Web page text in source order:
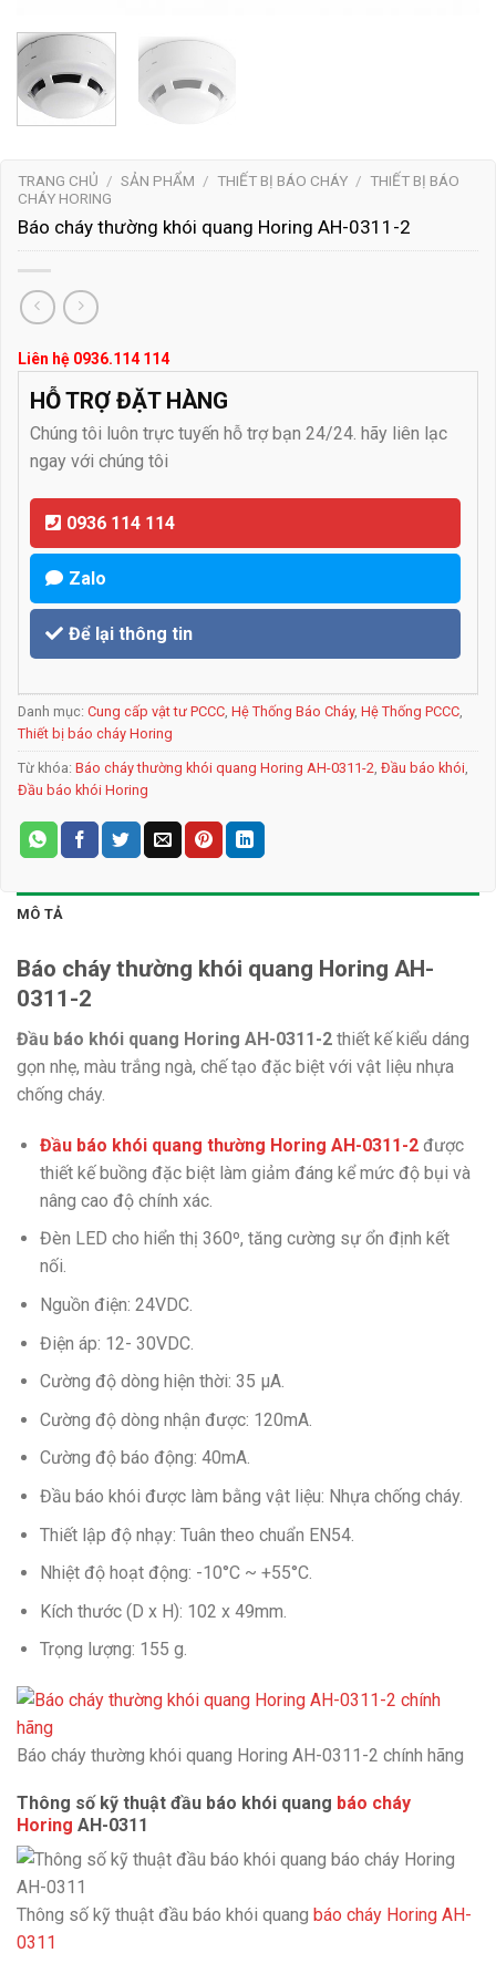
TRANG CHỦ / SẢN PHẨM / THIẾT BỊ BÁO CHÁY / THIẾT BỊ BÁO
CHÁY HORING
Báo cháy thường khói quang Horing AH-0311-2
Liên hệ 0936.114 114
HỖ TRỢ ĐẶT HÀNG
Chúng tôi luôn trực tuyến hỗ trợ bạn 24/24. hãy liên lạc
ngay với chúng tôi
0936 114 114
Zalo
Để lại thông tin
Danh mục: Cung cấp vật tư PCCC Hệ Thống Báo Cháy, Hệ Thống PCCC
Thiết bị báo cháy Horing
Từ khóa: Báo cháy thường khói quang Horing AH-0311-2 Đầu báo khói
Đầu báo khói Horing
MÔ TẢ
Báo cháy thường khói quang Horing AH-
0311-2
Đầu báo khói quang Horing AH-0311-2 thiết kế kiểu dáng
gọn nhẹ, màu trắng ngà, chế tạo đặc biệt với vật liệu nhựa
chống cháy.
Đầu báo khói quang thường Horing AH-0311-2được
thiết kế buồng đặc biệt làm giảm đáng kể mức độ bụi và
nâng cao độ chính xác.
Đèn LED cho hiển thị 360º, tăng cường sự ổn định kết
nối.
Nguồn điện: 24VDC.
Điện áp: 12- 30VDC.
Cường độ dòng hiện thời: 35 µA.
Cường độ dòng nhận được: 120mA.
Cường độ báo động: 40mA.
Đầu báo khói được làm bằng vật liệu: Nhựa chống cháy.
Thiết lập độ nhạy: Tuân theo chuẩn EN54.
Nhiệt độ hoạt động: -10°C ~ +55°C.
Kích thước (D x H): 102 x 49mm.
Trọng lượng: 155 g.
Báo cháy thường khói quang Horing AH-0311-2 chính hãng
Thông số kỹ thuật đầu báo khói quang báo cháy
Horing AH-0311
Thông số kỹ thuật đầu báo khói quang báo cháy Horing AH-
0311